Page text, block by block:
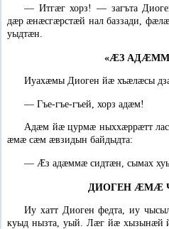
— Итгæг хорз! — загъта
дæр æнæсгæрстæй нал баззади,
уыдтæн.
«ÆЗ
Иуахæмы Диоген йæ хъæлæсы
—Гъе-гъе-гъей, хорз адæм!
Адæм йæ цурмæ ныххæррæтт
æмæ сæм æвзидын байдыдта:
—Ӕз адæммæ сидтæн, сымах
ДИОГЕН ÆМÆ
Иу хатт Диоген федта, иу
куыд нызта, уый. Лæг йæ хызынæй